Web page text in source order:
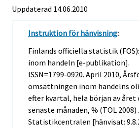
Uppdaterad 14.06.2010
Instruktion för hänvisning:
Finlands officiella statistik
inom handeln [e-publikation].
ISSN=1799-0920. April 2010,
omsättningen inom handelns
efter kvartal, hela början av året
senaste månaden, % (TOL
Statistikcentralen [hänvisat: